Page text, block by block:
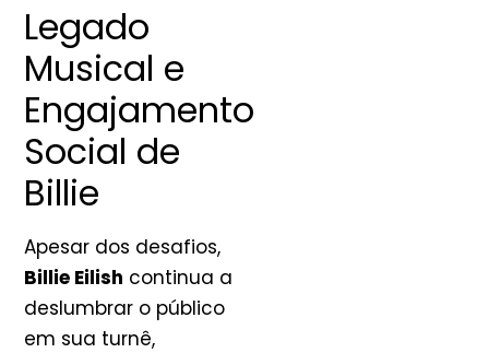
Legado
Musical e
Engajamento
Social de
Billie
Apesar dos desafios,
Billie Eilish continua a
deslumbrar o público
em sua turnê,